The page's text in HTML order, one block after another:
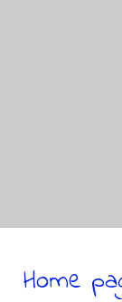
Home